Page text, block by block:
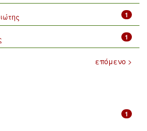
1
1
επόμενο >
1